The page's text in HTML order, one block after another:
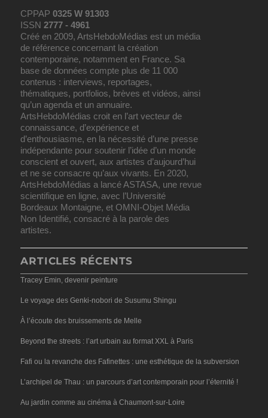
CPPAP0325 W 91303
ISSN2777 - 4961
Créé en 2009, ArtsHebdoMédias est un média
de référence concernant la création
contemporaine, notamment en France. Sa
base de données compte plus de 11 000
contenus : interviews, reportages,
thématiques, portfolios, brèves et vidéos, ainsi
qu’un agenda et un annuaire.
ArtsHebdoMédias croit en l’art vecteur de
connaissance, d’expérience et
d’enthousiasme, en la nécessité d’une presse
indépendante pour soutenir l’idée d’un monde
conscient et ouvert, aux artistes d’aujourd’hui
et ne se consacre qu’aux vivants. En 2020,
ArtsHebdoMédias a lancé ASTASA, une revue
scientifique en ligne, avec l’Université
Bordeaux Montaigne, et OMNI-Objet Média
Non Identifié, consacré à la parole des
artistes.
ARTICLES RÉCENTS
Tracey Emin, devenir peinture
Le voyage des Genki-nobori de Susumu Shingu
À l’écoute des bruissements de Melle
Beyond the streets : l’art urbain au format XXL à Paris
Fafi ou la revanche des Fafinettes : une esthétique de la subversion
L’archipel de Thau : un parcours d’art contemporain pour l’éternité !
Au jardin comme au cinéma à Chaumont-sur-Loire